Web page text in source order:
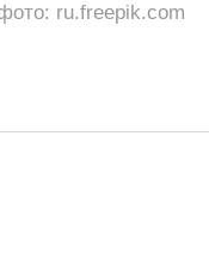
ru.freepik.com